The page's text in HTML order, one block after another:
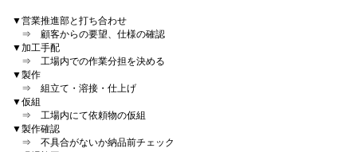
▼営業推進部と打ち合わせ
⇒ 顧客からの要望、仕様の確認
▼加工手配
⇒ 工場内での作業分担を決める
▼製作
⇒ 組立て・溶接・仕上げ
▼仮組
⇒ 工場内にて依頼物の仮組
▼製作確認
⇒ 不具合がないか納品前チェック